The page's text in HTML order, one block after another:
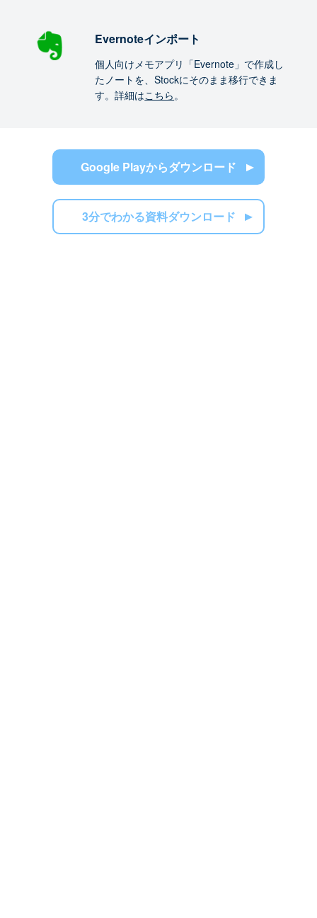
Evernoteインポート
個人向けメモアプリ「Evernote」で作成し
たノートを、Stockにそのまま移行できま
す。詳細はこちら。
Google Playからダウンロード
3分でわかる資料ダウンロード